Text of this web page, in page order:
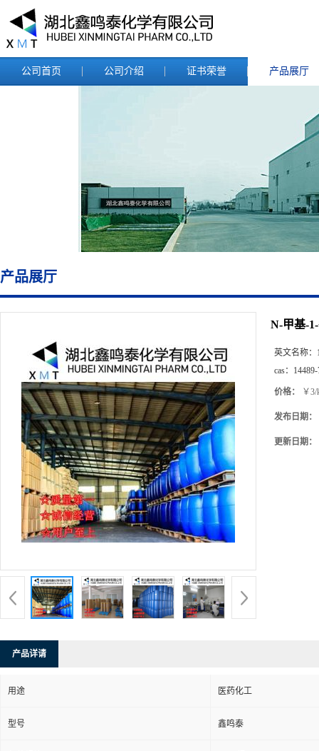
公司首页 公司介绍 证书荣誉 产品展厅
产品展厅
N-甲基-
英文名称：
cas：
价格： ￥3/
发布日期：
更新日期：
产品详请
用途 医药化工
型号 鑫鸣泰